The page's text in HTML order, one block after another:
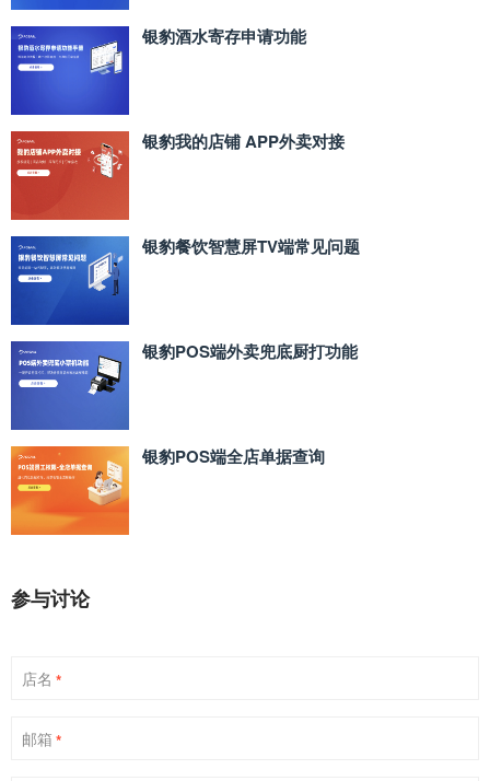
银豹酒水寄存申请功能
银豹我的店铺 APP外卖对接
银豹餐饮智慧屏TV端常见问题
银豹POS端外卖兜底厨打功能
银豹POS端全店单据查询
参与讨论
店名 *
邮箱 *